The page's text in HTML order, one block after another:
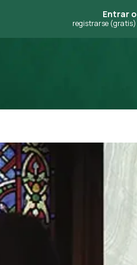
Entrar o
registrarse (gratis)